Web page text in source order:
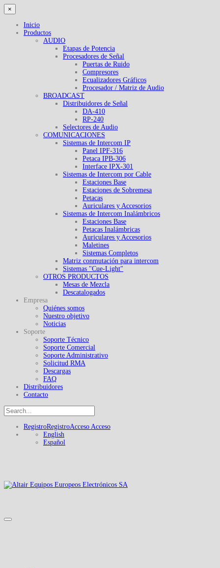
×
Inicio
Productos
AUDIO
Etapas de Potencia
Procesadores de Señal
Puertas de Ruido
Compresores
Ecualizadores Gráficos
Procesador / Matriz de Audio
BROADCAST
Distribuidores de Señal
DA-410
RP-240
Selectores de Audio
COMUNICACIONES
Sistemas de Intercom IP
Panel IPF-316
Petaca IPB-306
Interface IPX-301
Sistemas de Intercom por Cable
Estaciones Base
Estaciones de Sobremesa
Petacas
Auriculares y Accesorios
Sistemas de Intercom Inalámbricos
Estaciones Base
Petacas Inalámbricas
Auriculares y Accesorios
Maletines
Sistemas Completos
Matriz conmutación para intercom
Sistemas "Cue-Light"
OTROS PRODUCTOS
Mesas de Mezcla
Descatalogados
Empresa
Quiénes somos
Nuestro objetivo
Noticias
Soporte
Soporte Técnico
Soporte Comercial
Soporte Administrativo
Solicitud RMA
Descargas
FAQ
Distribuidores
Contacto
RegistroRegistroAcceso Acceso
English
Español